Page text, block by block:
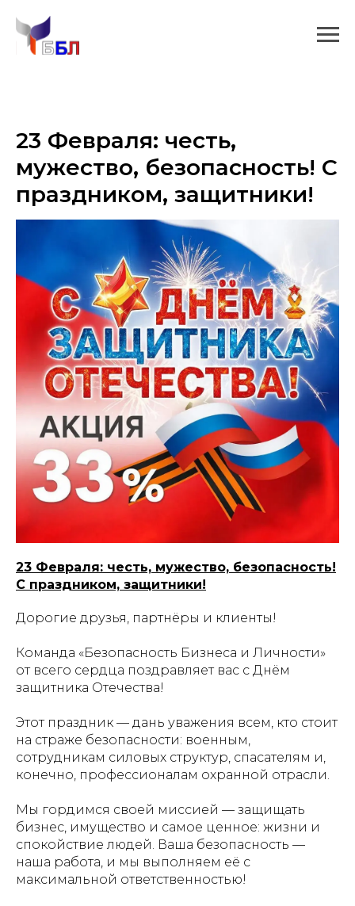
23 Февраля: честь,
мужество, безопасность! С
праздником, защитники!
23 Февраля: честь, мужество, безопасность!
С праздником, защитники!
Дорогие друзья, партнёры и клиенты!
Команда «Безопасность Бизнеса и Личности»
от всего сердца поздравляет вас с Днём
защитника Отечества!
Этот праздник — дань уважения всем, кто стоит
на страже безопасности: военным,
сотрудникам силовых структур, спасателям и,
конечно, профессионалам охранной отрасли.
Мы гордимся своей миссией — защищать
бизнес, имущество и самое ценное: жизни и
спокойствие людей. Ваша безопасность —
наша работа, и мы выполняем её с
максимальной ответственностью!